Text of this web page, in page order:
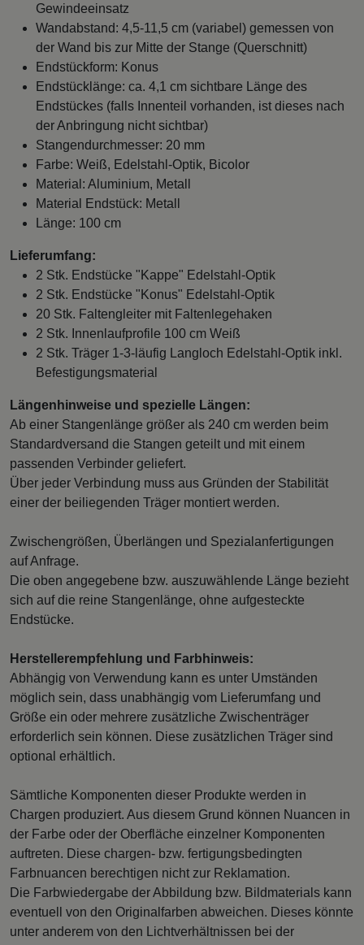
Gewindeeinsatz
Wandabstand: 4,5-11,5 cm (variabel) gemessen von
der Wand bis zur Mitte der Stange (Querschnitt)
Endstückform: Konus
Endstücklänge: ca. 4,1 cm sichtbare Länge des
Endstückes (falls Innenteil vorhanden, ist dieses nach
der Anbringung nicht sichtbar)
Stangendurchmesser: 20 mm
Farbe: Weiß, Edelstahl-Optik, Bicolor
Material: Aluminium, Metall
Material Endstück: Metall
Länge: 100 cm
Lieferumfang:
2 Stk. Endstücke "Kappe" Edelstahl-Optik
2 Stk. Endstücke "Konus" Edelstahl-Optik
20 Stk. Faltengleiter mit Faltenlegehaken
2 Stk. Innenlaufprofile 100 cm Weiß
2 Stk. Träger 1-3-läufig Langloch Edelstahl-Optik inkl.
Befestigungsmaterial
Längenhinweise und spezielle Längen:
Ab einer Stangenlänge größer als 240 cm werden beim
Standardversand die Stangen geteilt und mit einem
passenden Verbinder geliefert.
Über jeder Verbindung muss aus Gründen der Stabilität
einer der beiliegenden Träger montiert werden.
Zwischengrößen, Überlängen und Spezialanfertigungen
auf Anfrage.
Die oben angegebene bzw. auszuwählende Länge bezieht
sich auf die reine Stangenlänge, ohne aufgesteckte
Endstücke.
Herstellerempfehlung und Farbhinweis:
Abhängig von Verwendung kann es unter Umständen
möglich sein, dass unabhängig vom Lieferumfang und
Größe ein oder mehrere zusätzliche Zwischenträger
erforderlich sein können. Diese zusätzlichen Träger sind
optional erhältlich.
Sämtliche Komponenten dieser Produkte werden in
Chargen produziert. Aus diesem Grund können Nuancen in
der Farbe oder der Oberfläche einzelner Komponenten
auftreten. Diese chargen- bzw. fertigungsbedingten
Farbnuancen berechtigen nicht zur Reklamation.
Die Farbwiedergabe der Abbildung bzw. Bildmaterials kann
eventuell von den Originalfarben abweichen. Dieses könnte
unter anderem von den Lichtverhältnissen bei der